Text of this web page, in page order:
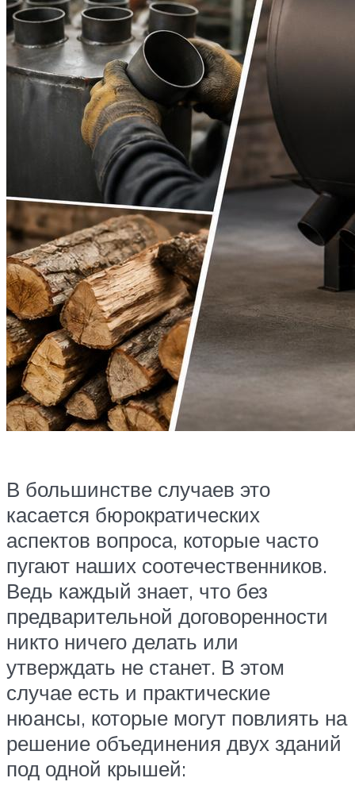
В большинстве случаев это
касается бюрократических
аспектов вопроса, которые часто
пугают наших соотечественников.
Ведь каждый знает, что без
предварительной договоренности
никто ничего делать или
утверждать не станет. В этом
случае есть и практические
нюансы, которые могут повлиять на
решение объединения двух зданий
под одной крышей: